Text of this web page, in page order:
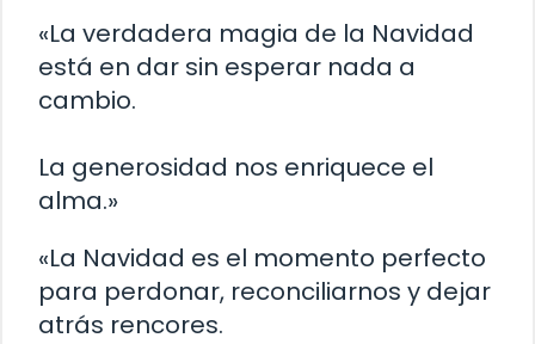
«La verdadera magia de la Navidad
está en dar sin esperar nada a
cambio.
La generosidad nos enriquece el
alma.»
«La Navidad es el momento perfecto
para perdonar, reconciliarnos y dejar
atrás rencores.